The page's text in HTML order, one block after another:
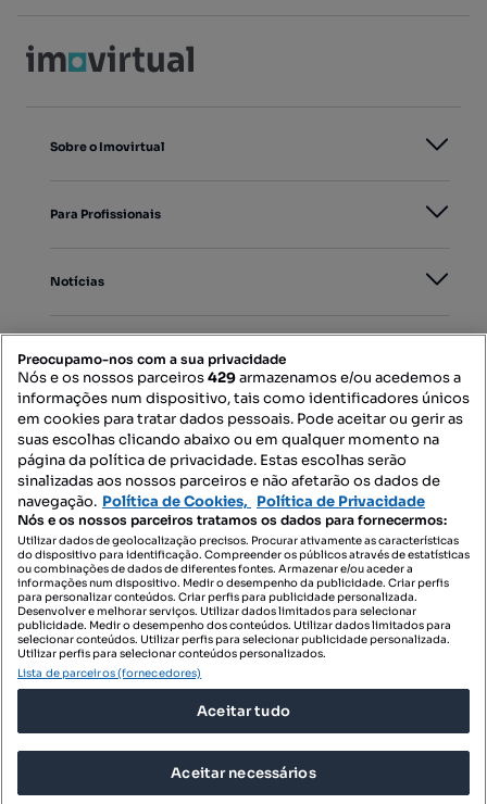
Sobre o Imovirtual
Para Profissionais
Notícias
Mapa do Site
Contacte-nos
SIGA-NOS:
DESCARREGAR NA:
© 2026 Imovirtual.com, OLX Portugal, S.A.
Preocupamo-nos com a sua privacidade
Nós e os nossos parceiros429armazenamos e/ou acedemos a
informações num dispositivo, tais como identificadores únicos
em cookies para tratar dados pessoais. Pode aceitar ou gerir as
suas escolhas clicando abaixo ou em qualquer momento na
página da política de privacidade. Estas escolhas serão
sinalizadas aos nossos parceiros e não afetarão os dados de
navegação. Política de Cookies, Política de Privacidade
Nós e os nossos parceiros tratamos os dados para fornecermos:
Utilizar dados de geolocalização precisos. Procurar ativamente as características
do dispositivo para identificação. Compreender os públicos através de estatísticas
ou combinações de dados de diferentes fontes. Armazenar e/ou aceder a
informações num dispositivo. Medir o desempenho da publicidade. Criar perfis
para personalizar conteúdos. Criar perfis para publicidade personalizada.
Desenvolver e melhorar serviços. Utilizar dados limitados para selecionar
publicidade. Medir o desempenho dos conteúdos. Utilizar dados limitados para
selecionar conteúdos. Utilizar perfis para selecionar publicidade personalizada.
Utilizar perfis para selecionar conteúdos personalizados.
Lista de parceiros (fornecedores)
Aceitar tudo
Aceitar necessários